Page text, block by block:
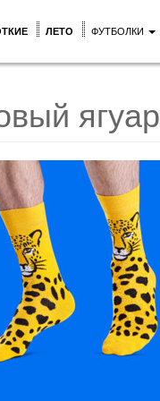
ЛЕТО ФУТБОЛКИ
ягуар